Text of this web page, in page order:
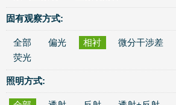
固有观察方式:
全部 偏光 相衬 微分干涉差
荧光
照明方式: